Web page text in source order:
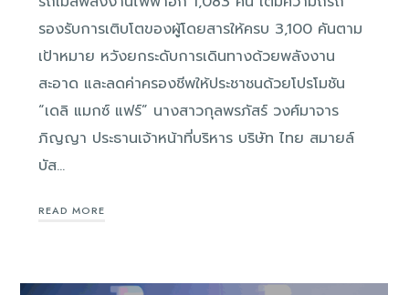
รองรับการเติบโตของผู้โดยสารให้ครบ 3,100 คันตาม
เป้าหมาย หวังยกระดับการเดินทางด้วยพลังงาน
สะอาด และลดค่าครองชีพให้ประชาชนด้วยโปรโมชัน
“เดลิ แมกซ์ แฟร์” นางสาวกุลพรภัสร์ วงศ์มาจาร
ภิญญา ประธานเจ้าหน้าที่บริหาร บริษัท ไทย สมายล์
บัส…
READ MORE